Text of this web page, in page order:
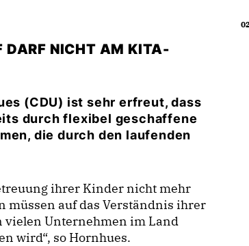
DARF NICHT AM KITA-
(CDU) ist sehr erfreut, dass
durch flexibel geschaffene
die durch den laufenden
ihrer Kinder nicht mehr
müssen auf das Verständnis ihrer
vielen Unternehmen im Land
wird“, so Hornhues.